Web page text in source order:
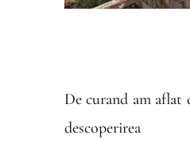
De curand am aflat